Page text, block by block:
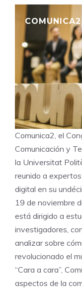
COMUNICA2
Comunica2, el
Comunicación y
la Universitat
reunido a
digital en su
19 de noviembre
está dirigido a
investigadores,
analizar sobre
revolucionado el
“Cara a cara”,
aspectos de la